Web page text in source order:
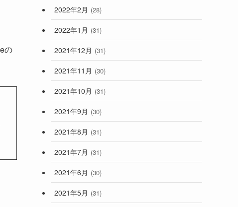
の
2022年2月 (28)
2022年1月 (31)
2021年12月 (31)
2021年11月 (30)
2021年10月 (31)
2021年9月 (30)
2021年8月 (31)
2021年7月 (31)
2021年6月 (30)
2021年5月 (31)